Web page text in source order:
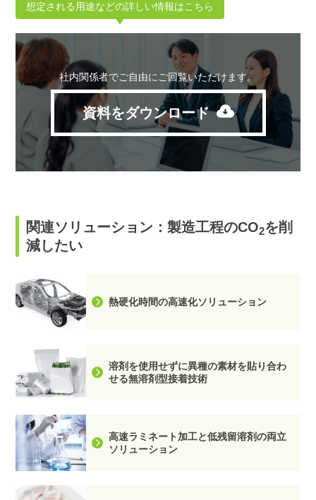
想定される用途などの詳しい情報はこちら
社内関係者でご自由にご回覧いただけます。
資料をダウンロード
関連ソリューション：製造工程のCO2を削
減したい
熱硬化時間の高速化ソリューション
溶剤を使用せずに異種の素材を貼り合わ
せる無溶剤型接着技術
高速ラミネート加工と低残留溶剤の両立
ソリューション